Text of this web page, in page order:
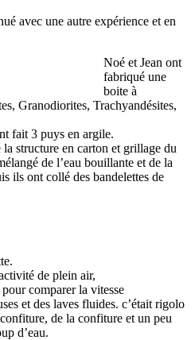
avec une autre expérience et en
Noé et Jean ont
fabriqué une
boite à
Granodiorites, Trachyandésites,
fait 3 puys en argile.
structure en carton et grillage du
de l’eau bouillante et de la
ils ont collé des bandelettes de
de plein air,
comparer la vitesse
et des laves fluides. c’était rigolo
de la confiture et un peu
d’eau.